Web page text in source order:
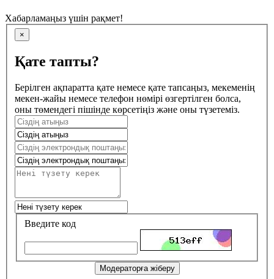
Хабарламаңыз үшін рақмет!
×
Қате тапты?
Берілген ақпаратта қате немесе қате тапсаңыз, мекеменің
мекен-жайы немесе телефон нөмірі өзгертілген болса,
оны төмендегі пішінде көрсетіңіз және оны түзетеміз.
Введите код
Модераторға жіберу